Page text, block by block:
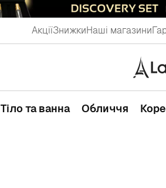
АкціїЗнижкиНаші магазини
Тіло та ванна Обличчя